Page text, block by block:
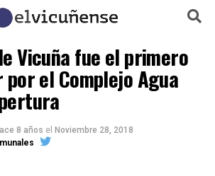
Vicuña fue el primero
el Complejo Agua
8 años el Noviembre 28, 2018